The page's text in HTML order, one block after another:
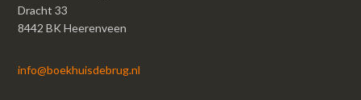
Dracht 33
8442 BK Heerenveen
info@boekhuisdebrug.nl